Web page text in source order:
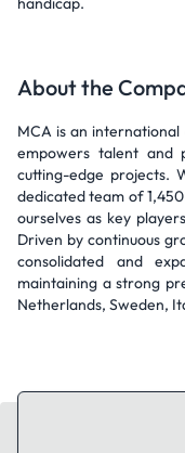
About the
MCA is an
empowers talent and
cutting-edge projects.
dedicated team of
ourselves as key
Driven by continuous
consolidated and
maintaining a strong
Netherlands, Sweden,